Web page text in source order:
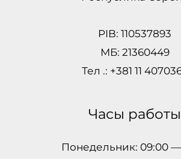
PIB: 110537893
МБ: 21360449
Тел .: +381 11
Часы работы
Понедельник: 09:00 —